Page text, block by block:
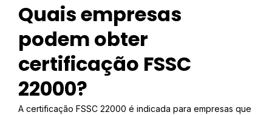
Quais empresas
podem obter
certificação FSSC
22000?
A certificação FSSC 22000 é indicada para empresas que